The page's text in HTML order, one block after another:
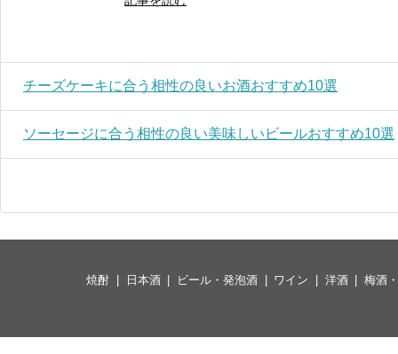
チーズケーキに合う相性の良いお酒おすすめ10選
ソーセージに合う相性の良い美味しいビールおすすめ10選
焼酎 日本酒 ビール・発泡酒 ワイン 洋酒 梅酒